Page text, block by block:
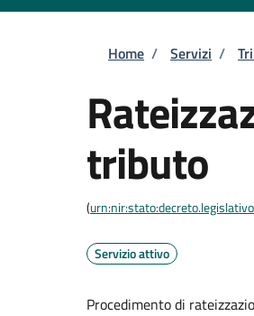
Briciole
Home / Servizi /
tributo
(
Servizio attivo
Procedimento di